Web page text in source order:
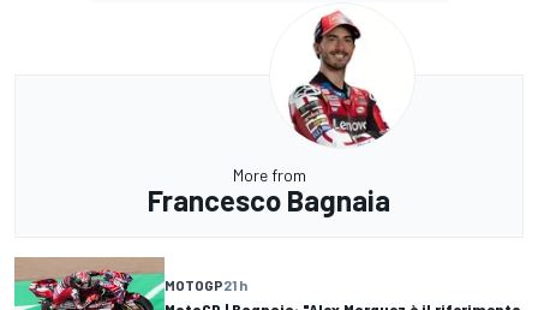
More from
Francesco Bagnaia
MOTOGP21 h